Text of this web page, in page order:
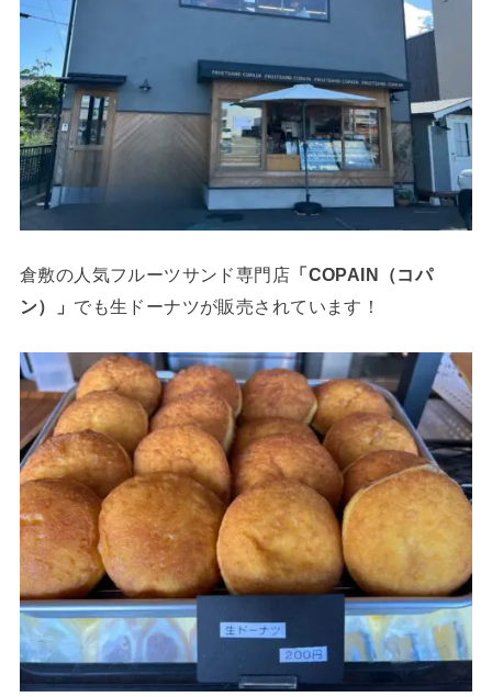
倉敷の人気フルーツサンド専門店 「COPAIN（コパ
ン）」 でも生ドーナツが販売されています！